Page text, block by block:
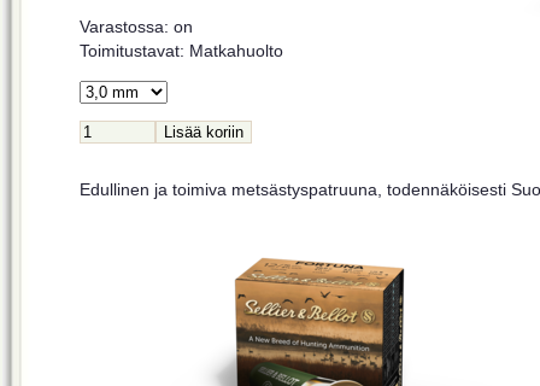
Varastossa: on
Toimitustavat: Matkahuolto
Edullinen ja toimiva metsästyspatruuna, todennäköisesti